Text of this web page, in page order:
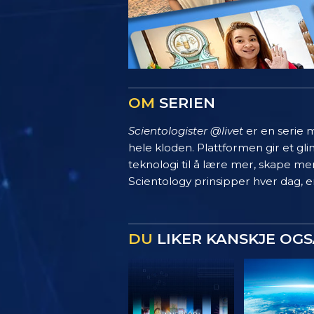
OM SERIEN
Scientologister @livet er en serie
hele kloden. Plattformen gir et
teknologi til å lære mer, skape
Scientology prinsipper hver dag,
DU LIKER KANSKJE